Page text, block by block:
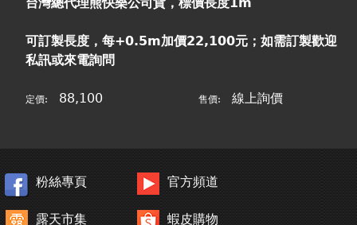
台灣總代理熊快樂公司貨，標價長度1m
可訂製長度，每+0.5m加價22,100元；如需訂製歡迎
私訊或來電詢問
定價: 88,100 售價: 線上詢價
粉絲專頁 官方頻道
露天市集 蝦皮購物